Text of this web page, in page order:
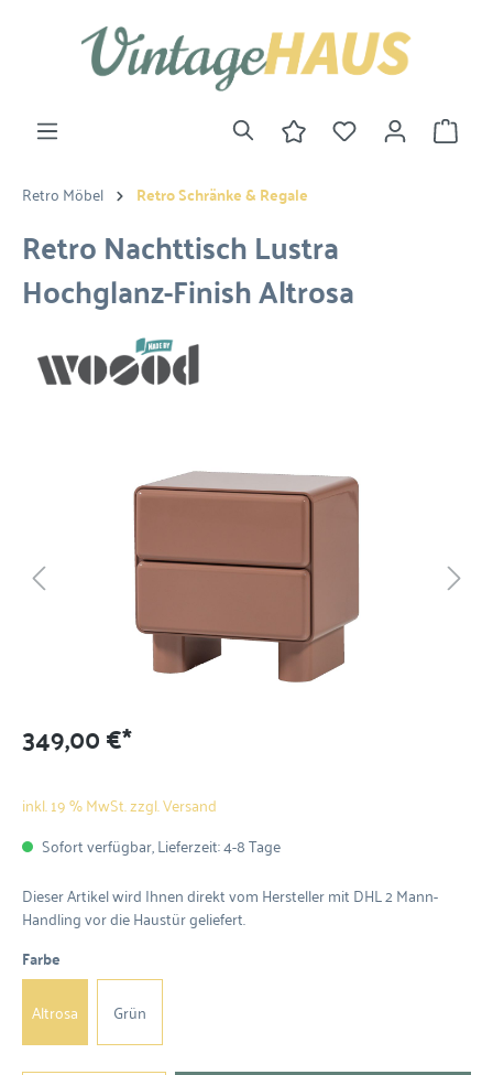
Retro Möbel Retro Schränke & Regale
Retro Nachttisch Lustra
Hochglanz-Finish Altrosa
349,00 €*
inkl. 19 % MwSt. zzgl. Versand
Sofort verfügbar, Lieferzeit: 4-8 Tage
Dieser Artikel wird Ihnen direkt vom Hersteller mit DHL 2 Mann-
Handling vor die Haustür geliefert.
Farbe
Altrosa Grün